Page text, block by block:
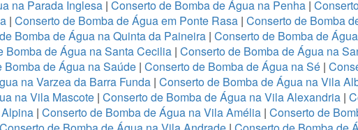
na Parada Inglesa | Conserto de Bomba de Água na Penha |
| Conserto de Bomba de Água em Ponte Rasa| Conserto de Bomba
Bomba de Água na Quinta da Paineira | Conserto de Bomba de
Bomba de Água na Santa Cecilia| Conserto de Bomba de Água na
Bomba de Água na Saúde| Conserto de Bomba de Água na Sé|
na Varzea da Barra Funda| Conserto de Bomba de Água na Vila
na Vila Mascote| Conserto de Bomba de Água na Vila Alexandria|
| Conserto de Bomba de Água na Vila Amélia | Conserto de